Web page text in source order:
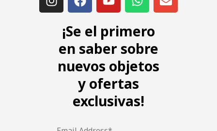
¡Se el primero
en saber sobre
nuevos objetos
y ofertas
exclusivas!